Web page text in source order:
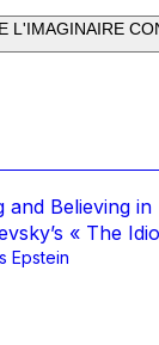
L'IMAGINAIRE
and Believing in
« The
Epstein